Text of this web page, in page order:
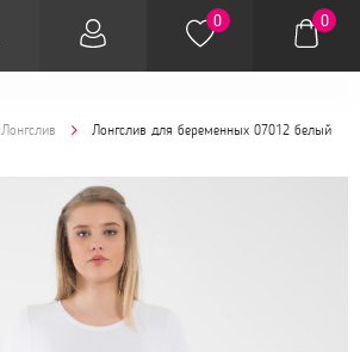
0 0
Лонгслив Лонгслив для беременных 07012 белый